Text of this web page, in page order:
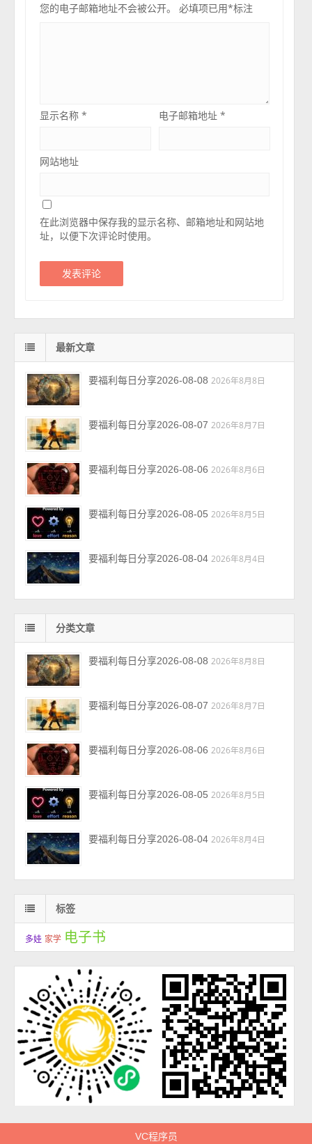
您的电子邮箱地址不会被公开。 必填项已用*标注
显示名称* 电子邮箱地址*
网站地址
在此浏览器中保存我的显示名称、邮箱地址和网站地
址，以便下次评论时使用。
最新文章
要福利每日分享2026-08-08 2026年8月8日
要福利每日分享2026-08-07 2026年8月7日
要福利每日分享2026-08-06 2026年8月6日
要福利每日分享2026-08-05 2026年8月5日
要福利每日分享2026-08-04 2026年8月4日
分类文章
要福利每日分享2026-08-08 2026年8月8日
要福利每日分享2026-08-07 2026年8月7日
要福利每日分享2026-08-06 2026年8月6日
要福利每日分享2026-08-05 2026年8月5日
要福利每日分享2026-08-04 2026年8月4日
标签
多娃 家学 电子书
VC程序员